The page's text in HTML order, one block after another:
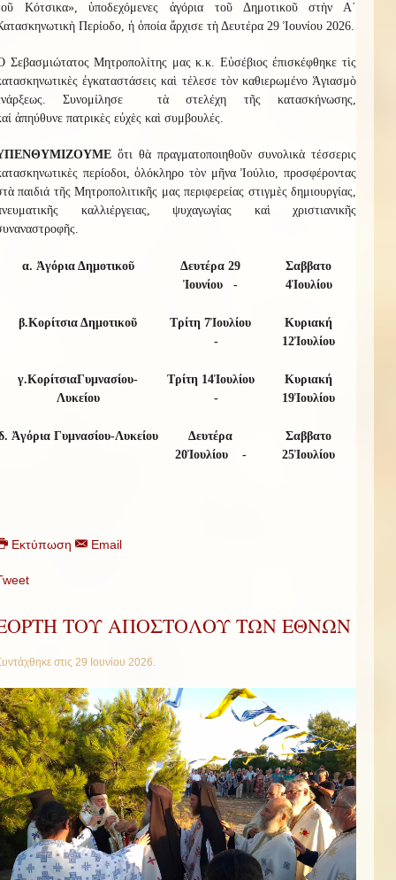
Κότσικα», ὑποδεχόμενες ἀγόρια τοῦ Δημοτικοῦ στὴν Α΄
Περίοδο, ἡ ὁποία ἄρχισε τὴ Δευτέρα 29 Ἰουνίου 2026.
Σεβασμιώτατος Μητροπολίτης μας κ.κ. Εὐσέβιος ἐπισκέφθηκε τὶς
ἐγκαταστάσεις καὶ τέλεσε τὸν καθιερωμένο Ἁγιασμὸ
. Συνομίλησε
τὰ στελέχη τῆς κατασκήνωσης,
ἀπηύθυνε πατρικὲς εὐχὲς καὶ συμβουλές.
ὅτι θὰ πραγματοποιηθοῦν συνολικὰ τέσσερις
περίοδοι,ὁλόκληρο τὸν μῆνα Ἰούλιο, προσφέροντας
παιδιά τῆς Μητροπολιτικῆς μας περιφερείας στιγμὲς δημιουργίας,
καλλιέργειας, ψυχαγωγίας καὶ χριστιανικῆς
.
α. Ἀγόρια Δημοτικοῦ Δευτέρα 29
Ἰουνίου -
Σαββατο
4Ἰουλίου
β.Κορίτσια Δημοτικοῦ Τρίτη 7Ἰουλίου
-
Κυριακή
12Ἰουλίου
γ.ΚορίτσιαΓυμνασίου-
Λυκείου
Τρίτη 14Ἰουλίου
-
Κυριακή
19Ἰουλίου
Ἀγόρια Γυμνασίου-Λυκείου
Δευτέρα
20Ἰουλίου -
Σαββατο
25Ἰουλίου
Εκτύπωση Email
ΤΟΥ ΑΠΟΣΤΟΛΟΥ ΤΩΝ ΕΘΝΩΝ
στις 29 Ιουνίου 2026.